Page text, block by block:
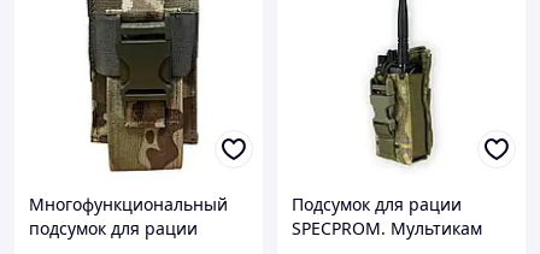
Многофункциональный
подсумок для рации
Подсумок для рации
SPECPROM. Мультикам